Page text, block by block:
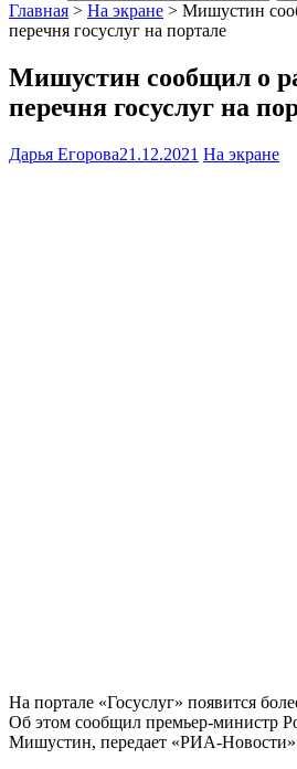
Главная > На экране > Мишустин
перечня госуслуг на портале
Мишустин сообщил о
перечня госуслуг на
Дарья Егорова21.12.2021 На экране
На портале «Госуслуг» появится
Об этом сообщил премьер-министр
Мишустин, передает «РИА-